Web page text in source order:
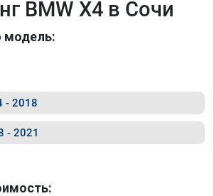
BMW X4 в Сочи
модель:
- 2018
- 2021